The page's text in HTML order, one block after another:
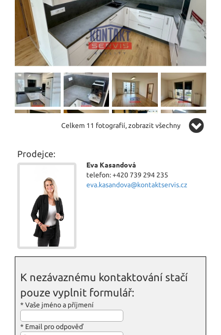
Celkem 11 fotografií, zobrazit všechny
Prodejce:
Eva Kasandová
telefon: +420 739 294 235
eva.kasandova@kontaktservis.cz
K nezávaznému kontaktování stačí
pouze vyplnit formulář:
* Vaše jméno a příjmení
* Email pro odpověď